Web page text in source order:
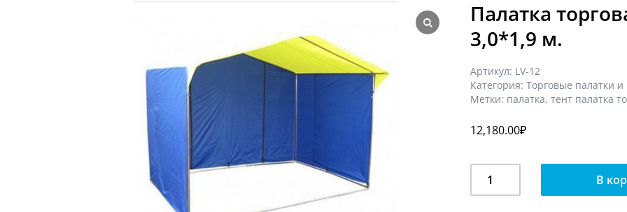
Палатка
3,0*1,9 м.
Артикул: LV-12
Категория: Торговые палатки
Метки: палатка, тент палатка
12,180.00₽
Палатка
В